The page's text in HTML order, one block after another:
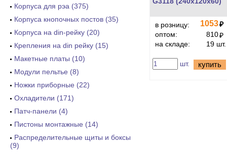
Корпуса для рэа (375)
Корпуса кнопочных постов (35)
Корпуса на din-рейку (20)
Крепления на din рейку (15)
Макетные платы (10)
Модули пельтье (8)
Ножки приборные (22)
Охладители (171)
Патч-панели (4)
Пистоны монтажные (14)
Распределительные щиты и боксы
(9)
в розницу: 1053₽
оптом:
810₽
на складе:
19 шт.
шт. купить